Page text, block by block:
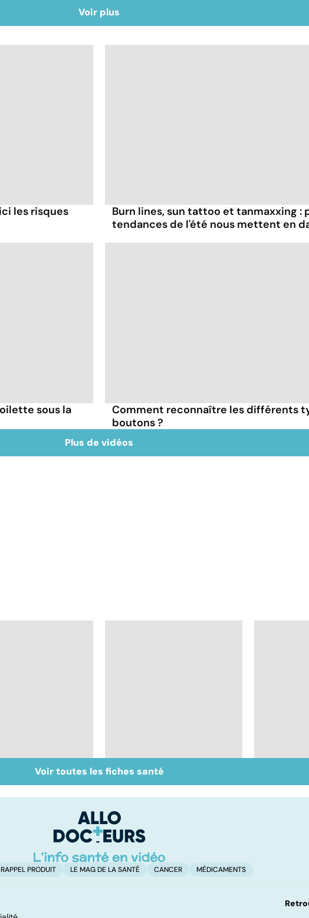
Voir plus
les risques
Burn lines, sun tattoo et tanmaxxing :
tendances de l'été nous mettent en
sous la
Comment reconnaître les différents
boutons ?
Plus de vidéos
: au
Tout savoir sur le
cerveau
une
Voir toutes les fiches santé
RAPPEL PRODUIT LE MAG DE LA SANTÉ CANCER MÉDICAMENTS